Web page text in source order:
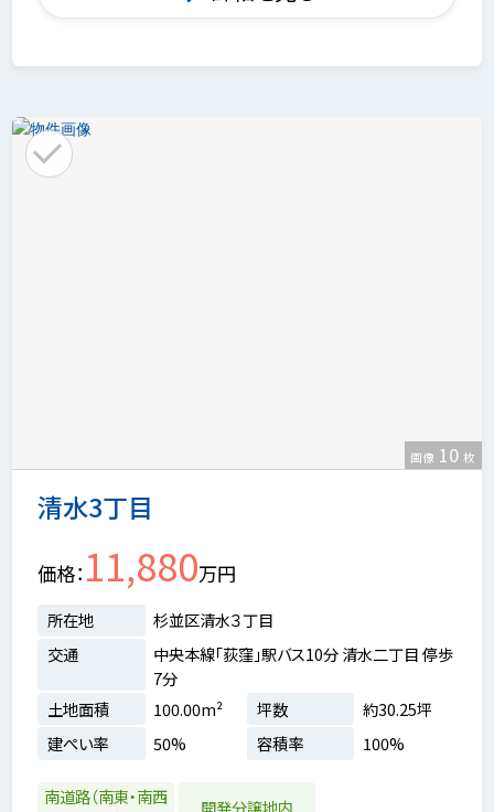
清水3丁目
画像 10 枚
価格 11,880万円
所在地
杉並区清水３丁目
交通
中央本線「荻窪」駅バス10分 清水二丁目 停歩
7分
土地面積
100.00m² 坪数
約30.25坪
建ぺい率
50% 容積率 100%
南道路（南東・南西
開発分譲地内